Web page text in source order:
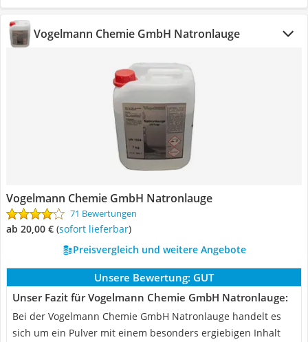
Vogelmann Chemie GmbH Natronlauge
Vogelmann Chemie GmbH Natronlauge
71 Bewertungen
ab 20,00 € ( Sofort lieferbar)
Preisvergleich und weitere Angebote
Unsere Bewertung: GUT
Unser Fazit für Vogelmann Chemie GmbH Natronlauge:
Bei der Vogelmann Chemie GmbH Natronlauge handelt es
sich um ein Pulver mit einem besonders ergiebigen Inhalt